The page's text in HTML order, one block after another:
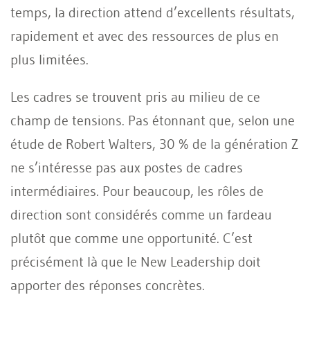
temps, la direction attend d’excellents résultats,
rapidement et avec des ressources de plus en
plus limitées.
Les cadres se trouvent pris au milieu de ce
champ de tensions. Pas étonnant que, selon une
étude de Robert Walters, 30 % de la génération Z
ne s’intéresse pas aux postes de cadres
intermédiaires. Pour beaucoup, les rôles de
direction sont considérés comme un fardeau
plutôt que comme une opportunité. C’est
précisément là que le New Leadership doit
apporter des réponses concrètes.